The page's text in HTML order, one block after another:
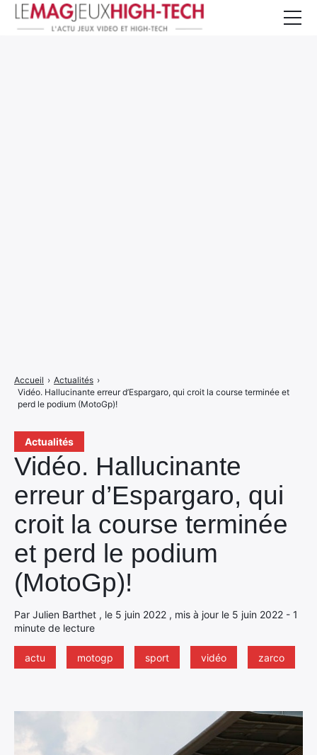
Actualités
Vidéo. Hallucinante
erreur d’Espargaro, qui
croit la course terminée
et perd le podium
(MotoGp)!
Par Julien Barthet , le 5 juin 2022 , mis à jour le 5 juin 2022 - 1
minute de lecture
actu motogp sport vidéo zarco
Accueil › Actualités ›
Vidéo. Hallucinante erreur d’Espargaro, qui croit la course terminée et
perd le podium (MotoGp)!